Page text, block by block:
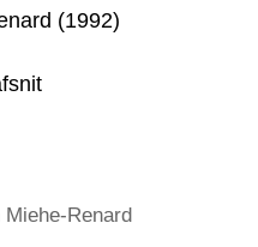
(1992)
Miehe-Renard